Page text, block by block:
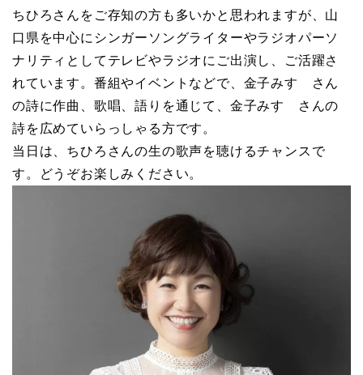
ちひろさんをご存知の方も多いかと思われますが、山
口県を中心にシンガーソングライターやラジオパーソ
ナリティとしてテレビやラジオにご出演し、ご活躍さ
れています。番組やイベントなどで、金子みすゞさん
の詩に作曲、歌唱、語りを通じて、金子みすゞさんの
詩を広めていらっしゃる方です。
当日は、ちひろさんの生の歌声を聴けるチャンスで
す。どうぞお楽しみください。